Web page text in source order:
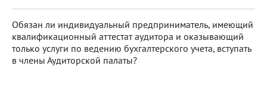
Обязан ли индивидуальный предприниматель, имеющий
квалификационный аттестат аудитора и оказывающий
только услуги по ведению бухгалтерского учета, вступать
в члены Аудиторской палаты?